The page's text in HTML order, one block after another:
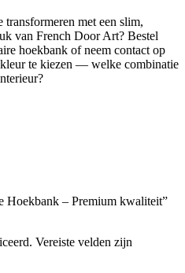
met een slim,
van French Door Art? Bestel
hoekbank of neem contact op
te kiezen — welke combinatie
Hoekbank – Premium kwaliteit”
Vereiste velden zijn